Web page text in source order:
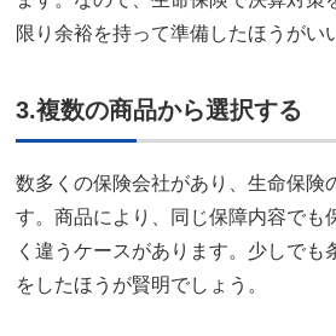
限り余裕を持って準備したほうがい
3.複数の商品から選択する
数多くの保険会社があり、生命保険
す。商品により、同じ保障内容でも
く違うケースがあります。少しでも
をしたほうが賢明でしょう。